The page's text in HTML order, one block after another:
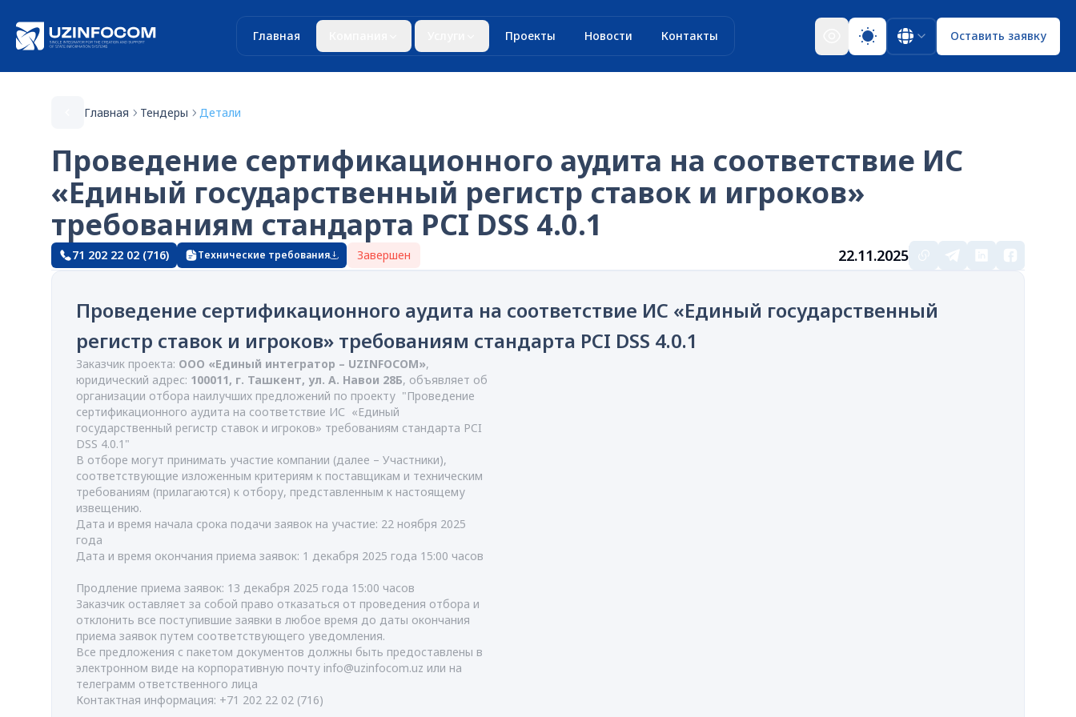
Главная Проекты Новости Контакты Оставить заявку
Главная Тендеры Детали
Проведение сертификационного аудита на соответствие ИС
«Единый государственный регистр ставок и игроков»
требованиям стандарта PCI DSS 4.0.1
71 202 22 02 (716) Технические требования Завершен 22.11.2025
Проведение сертификационного аудита на соответствие ИС «Единый государственный
регистр ставок и игроков» требованиям стандарта PCI DSS 4.0.1
Заказчик проекта: ООО «Единый интегратор – UZINFOCOM»,
юридический адрес: 100011, г. Ташкент, ул. А. Навои 28Б, объявляет об
организации отбора наилучших предложений по проекту "Проведение
сертификационного аудита на соответствие ИС «Единый
государственный регистр ставок и игроков» требованиям стандарта PCI
DSS 4.0.1"
В отборе могут принимать участие компании (далее – Участники),
соответствующие изложенным критериям к поставщикам и техническим
требованиям (прилагаются) к отбору, представленным к настоящему
извещению.
Дата и время начала срока подачи заявок на участие: 22 ноября 2025
года
Дата и время окончания приема заявок: 1 декабря 2025 года 15:00 часов
Продление приема заявок: 13 декабря 2025 года 15:00 часов
Заказчик оставляет за собой право отказаться от проведения отбора и
отклонить все поступившие заявки в любое время до даты окончания
приема заявок путем соответствующего уведомления.
Все предложения с пакетом документов должны быть предоставлены в
электронном виде на корпоративную почту info@uzinfocom.uz или на
телеграмм ответственного лица
Контактная информация: +71 202 22 02 (716)